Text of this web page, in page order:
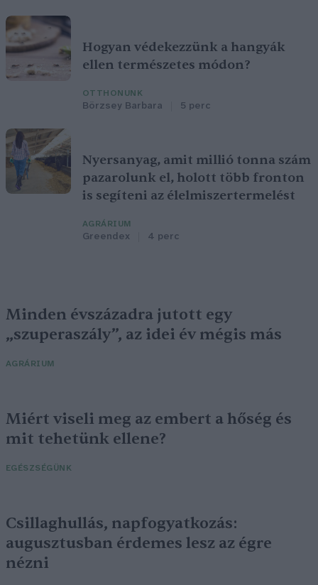
Hogyan védekezzünk a hangyák
ellen természetes módon?
OTTHONUNK
Börzsey Barbara 5 perc
Nyersanyag, amit millió tonna szám
pazarolunk el, holott több fronton
is segíteni az élelmiszertermelést
AGRÁRIUM
Greendex 4 perc
Minden évszázadra jutott egy
„szuperaszály”, az idei év mégis más
AGRÁRIUM
Miért viseli meg az embert a hőség és
mit tehetünk ellene?
EGÉSZSÉGÜNK
Csillaghullás, napfogyatkozás:
augusztusban érdemes lesz az égre
nézni